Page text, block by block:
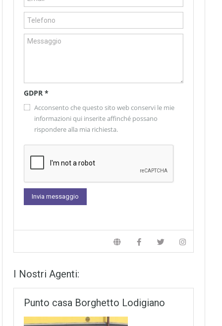
GDPR *
Acconsento che questo sito web conservi le mie
informazioni qui inserite affinché possano
rispondere alla mia richiesta.
I Nostri Agenti:
Punto casa Borghetto Lodigiano